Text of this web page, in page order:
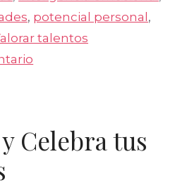
, potencial personal ,
talentos
Celebra tus